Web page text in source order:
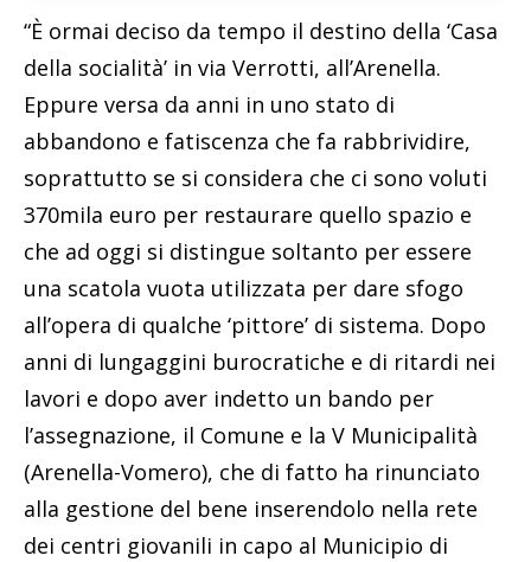
“È ormai deciso da tempo il destino della ‘Casa
della socialità’ in via Verrotti, all’Arenella.
Eppure versa da anni in uno stato di
abbandono e fatiscenza che fa rabbrividire,
soprattutto se si considera che ci sono voluti
370mila euro per restaurare quello spazio e
che ad oggi si distingue soltanto per essere
una scatola vuota utilizzata per dare sfogo
all’opera di qualche ‘pittore’ di sistema. Dopo
anni di lungaggini burocratiche e di ritardi nei
lavori e dopo aver indetto un bando per
l’assegnazione, il Comune e la V Municipalità
(Arenella-Vomero), che di fatto ha rinunciato
alla gestione del bene inserendolo nella rete
dei centri giovanili in capo al Municipio di